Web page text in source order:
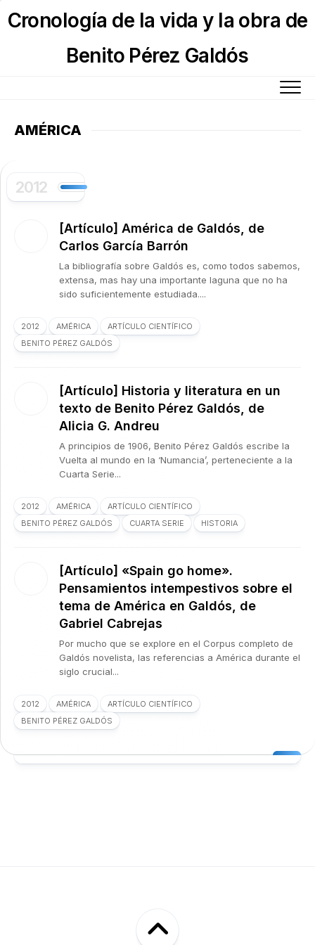
toCronología de la vida y la obra de
Benito Pérez Galdós
AMÉRICA
2012
[Artículo] América de Galdós, de
Carlos García Barrón
La bibliografía sobre Galdós es, como todos sabemos,
extensa, mas hay una importante laguna que no ha
sido suficientemente estudiada....
2012 AMÉRICA
ARTÍCULO CIENTÍFICO
BENITO PÉREZ GALDÓS
[Artículo] Historia y literatura en un
texto de Benito Pérez Galdós, de
Alicia G. Andreu
A principios de 1906, Benito Pérez Galdós escribe la
Vuelta al mundo en la ‘Numancia’, perteneciente a la
Cuarta Serie...
2012 AMÉRICA
ARTÍCULO CIENTÍFICO
BENITO PÉREZ GALDÓS
CUARTA SERIE HISTORIA
[Artículo] «Spain go home».
Pensamientos intempestivos sobre el
tema de América en Galdós, de
Gabriel Cabrejas
Por mucho que se explore en el Corpus completo de
Galdós novelista, las referencias a América durante el
siglo crucial...
2012 AMÉRICA
ARTÍCULO CIENTÍFICO
BENITO PÉREZ GALDÓS